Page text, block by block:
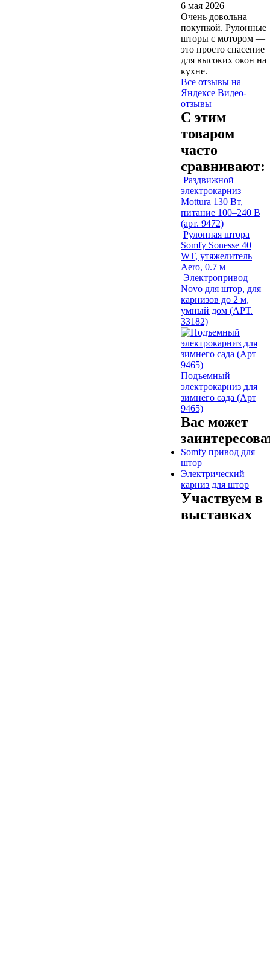
6 мая 2026
Очень довольна
покупкой. Рулонные
шторы с мотором —
это просто спасение
для высоких окон на
кухне.
Все отзывы на
Яндексе Видео-
отзывы
С этим
товаром
часто
сравнивают:
Раздвижной
электрокарниз
Mottura 130 Вт,
питание 100–240 В
(арт. 9472)
Рулонная штора
Somfy Sonesse 40
WT, утяжелитель
Aero, 0.7 м
Электропривод
Novo для штор, для
карнизов до 2 м,
умный дом (АРТ.
33182)
Подъемный
электрокарниз для
зимнего сада (Арт
9465)
Вас может
Somfy привод для
штор
Электрический
карниз для штор
Участвуем в
выставках